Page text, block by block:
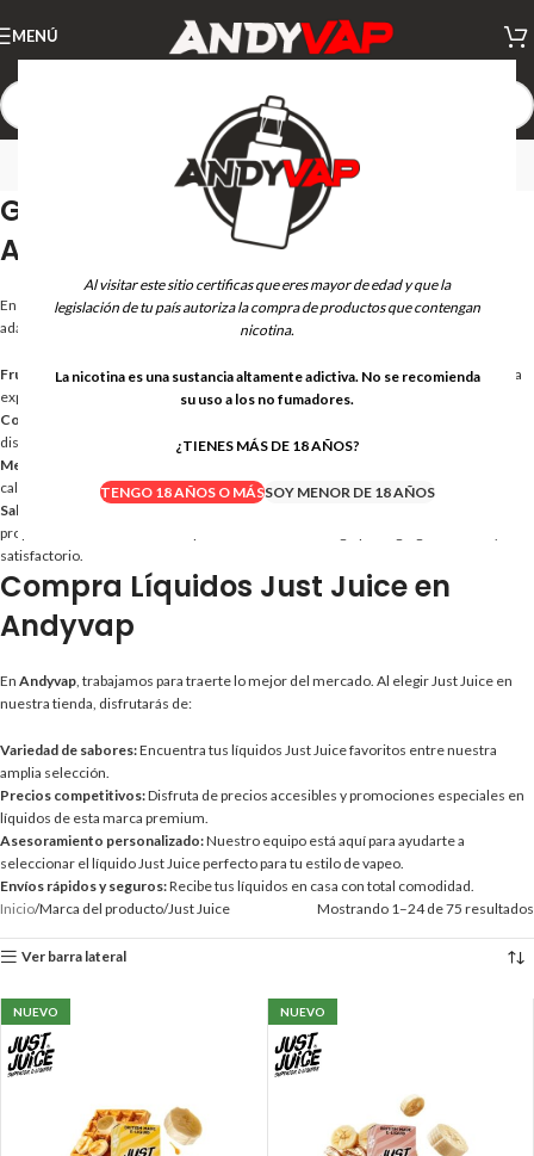
Al visitar este sitio certificas que eres mayor de edad y que la
legislación de tu país autoriza la compra de productos que contengan
nicotina.
La nicotina es una sustancia altamente adictiva. No se recomienda
su uso a los no fumadores.
¿TIENES MÁS DE 18 AÑOS?
TENGO 18 AÑOS O MÁSSOY MENOR DE 18 AÑOS
MENÚ
Just Juice
Gama de Líquidos Just Juice en
Andyvap
En nuestra tienda online encontrarás las líneas más populares deJust Juice,
adaptadas a diferentes estilos y preferencias de vapeo:
Frutales vibrantes:Sabores como fresa, manzana, limón y mango que ofrecen una
explosión de frescura y dulzura.
Combinaciones exóticas:
diseñadas para transportarte a un paraíso de sabor.
Mentolados refrescantes:
calada, ideales para quienes buscan una experiencia refrescante.
Sales de nicotina Just Juice:
proporcionan una absorción rápida de nicotina con un golpe de garganta suave y
satisfactorio.
Compra Líquidos Just Juice en
Andyvap
En Andyvap, trabajamos para traerte lo mejor del mercado. Al elegir Just Juice en
nuestra tienda, disfrutarás de:
Variedad de sabores:Encuentra tus líquidos Just Juice favoritos entre nuestra
amplia selección.
Precios competitivos:Disfruta de precios accesibles y promociones especiales en
líquidos de esta marca premium.
Asesoramiento personalizado:Nuestro equipo está aquí para ayudarte a
seleccionar el líquido Just Juice perfecto para tu estilo de vapeo.
Envíos rápidos y seguros:Recibe tus líquidos en casa con total comodidad.
Inicio Marca del producto Just Juice Mostrando 1–24 de 75 resultados
Ver barra lateral
NUEVO NUEVO